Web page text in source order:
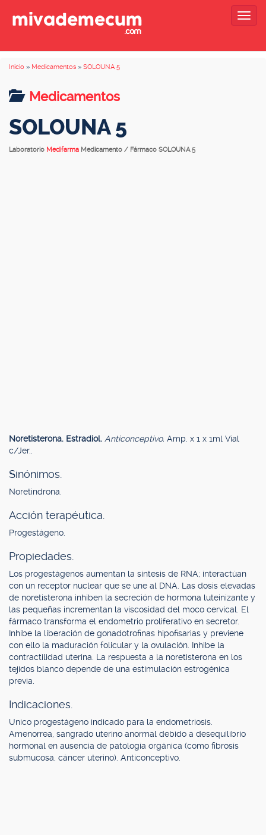
Inicio » Medicamentos » SOLOUNA 5
Medicamentos
SOLOUNA 5
Laboratorio Medifarma Medicamento / Fármaco SOLOUNA 5
Noretisterona. Estradiol. Anticonceptivo. Amp. x 1 x 1ml Vial
c/Jer..
Sinónimos.
Noretindrona.
Acción terapéutica.
Progestágeno.
Propiedades.
Los progestágenos aumentan la síntesis de RNA; interactúan
con un receptor nuclear que se une al DNA. Las dosis elevadas
de noretisterona inhiben la secreción de hormona luteinizante y
las pequeñas incrementan la viscosidad del moco cervical. El
fármaco transforma el endometrio proliferativo en secretor.
Inhibe la liberación de gonadotrofinas hipofisarias y previene
con ello la maduración folicular y la ovulación. Inhibe la
contractilidad uterina. La respuesta a la noretisterona en los
tejidos blanco depende de una estimulación estrogénica
previa.
Indicaciones.
Unico progestágeno indicado para la endometriosis.
Amenorrea, sangrado uterino anormal debido a desequilibrio
hormonal en ausencia de patología orgánica (como fibrosis
submucosa, cáncer uterino). Anticonceptivo.